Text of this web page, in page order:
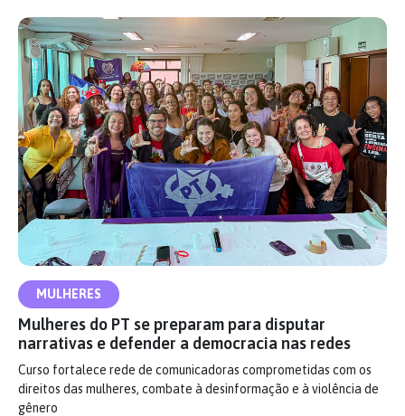
MULHERES
Mulheres do PT se preparam para disputar
narrativas e defender a democracia nas redes
Curso fortalece rede de comunicadoras comprometidas com os
direitos das mulheres, combate à desinformação e à violência de
gênero